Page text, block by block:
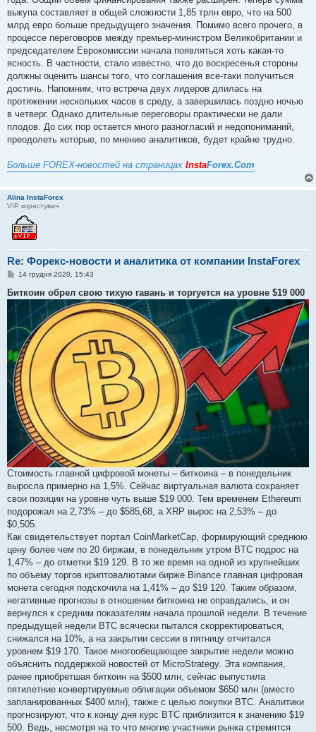
выкупа составляет в общей сложности 1,85 трлн евро, что на 500
млрд евро больше предыдущего значения. Помимо всего прочего, в
процессе переговоров между премьер-министром Великобритании и
председателем Еврокомиссии начала появляться хоть какая-то
ясность. В частности, стало известно, что до воскресенья стороны
должны оценить шансы того, что соглашения все-таки получиться
достичь. Напомним, что встреча двух лидеров длилась на
протяжении нескольких часов в среду, а завершилась поздно ночью
в четверг. Однако длительные переговоры практически не дали
плодов. До сих пор остается много разногласий и недопониманий,
преодолеть которые, по мнению аналитиков, будет крайне трудно.
Больше FOREX-новостей на страницах InstaForex.Com
Alina InstaForex
VIP користувач
Re: Форекс-новости и аналитика от компании InstaForex
П
в
і
д
о
м
л
е
н
н
я
14 грудня 2020, 15:43
Биткоин обрел свою тихую гавань и торгуется на уровне $19 000
Стоимость главной цифровой монеты – биткоина – в понедельник
выросла примерно на 1,5%. Сейчас виртуальная валюта сохраняет
свои позиции на уровне чуть выше $19 000. Тем временем Ethereum
подорожал на 2,73% – до $585,68, а XRP вырос на 2,53% – до
$0,505.
Как свидетельствует портал CoinMarketCap, формирующий среднюю
цену более чем по 20 биржам, в понедельник утром BTC подрос на
1,47% – до отметки $19 129. В то же время на одной из крупнейших
по объему торгов криптовалютами бирже Binance главная цифровая
монета сегодня подскочила на 1,41% – до $19 120. Таким образом,
негативные прогнозы в отношении биткоина не оправдались, и он
вернулся к средним показателям начала прошлой недели. В течение
предыдущей недели BTC всячески пытался скорректироваться,
снижался на 10%, а на закрытии сессии в пятницу отчитался
уровнем $19 170. Такое многообещающее закрытие недели можно
объяснить поддержкой новостей от MicroStrategy. Эта компания,
ранее приобретшая биткоин на $500 млн, сейчас выпустила
пятилетние конвертируемые облигации объемом $650 млн (вместо
запланированных $400 млн), также с целью покупки BTC. Аналитики
прогнозируют, что к концу дня курс BTC приблизится к значению $19
500. Ведь, несмотря на то что многие участники рынка стремятся